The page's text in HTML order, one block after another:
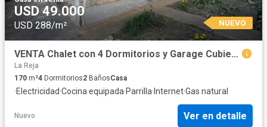
USD 49.000
USD 288/m² NUEVO
VENTA Chalet con 4 Dormitorios y Garage Cubierto A Reciclar Ideal Inversores - La Reja Sur
La Reja
170 m²4 Dormitorios2 BañosCasa
·Electricidad·Cocina equipada·Parrilla· Internet·Gas natural
Nuevo Ver en detalle